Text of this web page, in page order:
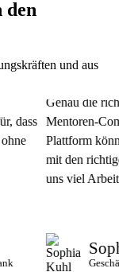
den
und aus
Genau die
Mentoren-
Plattform
mit den
uns viel Arbeit